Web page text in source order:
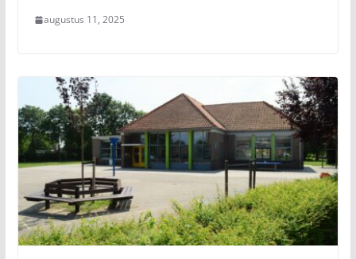
augustus 11, 2025